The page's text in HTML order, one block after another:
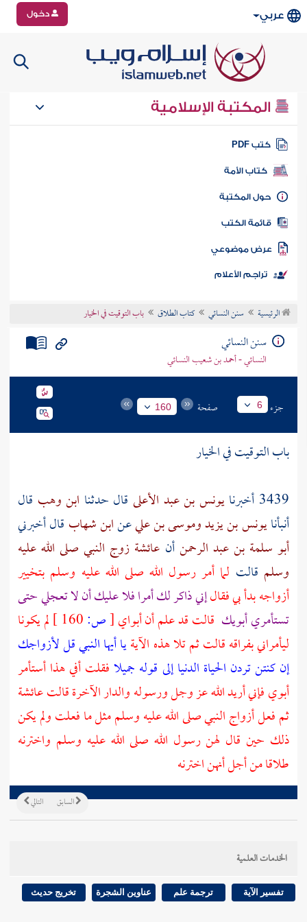
عربي دخول
المكتبة الإسلامية
كتب PDF
كتاب الأمة
المكتبة
الكتب
موضوعي
تراجم الأعلام
الرئيسية سنن النسائي كتاب الطلاق باب التوقيت في الخيار
سنن النسائي
النسائي - أحمد بن شعيب النسائي
جزء 6 صفحة 160
باب التوقيت في الخيار
3439 أخبرنا
يونس بن عبد الأعلى قال حدثنا ابن وهب قال
أنبأنايونس بن يزيدوموسى بن عليعنابن شهاب قال أخبرني
أبو سلمة بن عبد الرحمنأن عائشة زوج النبي صلى الله عليه
وسلم قالت لما أمر رسول الله صلى الله عليه وسلم بتخيير
أزواجه بدأ بي فقالإني ذاكر لك أمرا فلا عليك أن لا تعجلي حتى
تستأمري أبويك قالت قد علم أن أبواي[ص:
لم يكونا
ليأمراني بفراقه قالت ثم تلا هذه الآيةيا أيها النبي قل لأزواجك
إن كنتن تردن الحياة الدنيا إلى قوله جميلا فقلت أفي هذا أستأمر
أبوي فإني أريد الله عز وجل ورسوله والدار الآخرة قالتعائشة
ثم فعل أزواج النبي صلى الله عليه وسلم مثل ما فعلت ولم يكن
ذلك حين قال لهن رسول الله صلى الله عليه وسلم واخترنه
طلاقا من أجل أنهن اخترنه
التالي السابق
الخدمات العلمية
تفسير الآية ترجمة علم عناوين الشجرة تخريج حديث